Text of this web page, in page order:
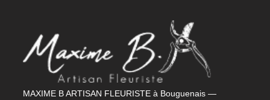
MAXIME B ARTISAN FLEURISTE à Bouguenais —